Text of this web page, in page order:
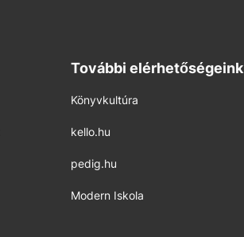
További elérhetőségeink
Könyvkultúra
kello.hu
pedig.hu
Modern Iskola